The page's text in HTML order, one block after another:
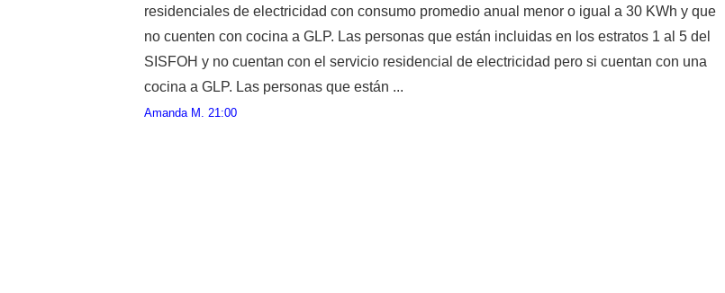
residenciales de electricidad con consumo promedio anual menor o igual a 30 KWh y que
no cuenten con cocina a GLP. Las personas que están incluidas en los estratos 1 al 5 del
SISFOH y no cuentan con el servicio residencial de electricidad pero si cuentan con una
cocina a GLP. Las personas que están ...
Amanda M. 21:00